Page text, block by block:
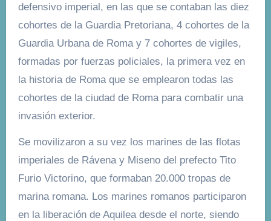
defensivo imperial, en las que se contaban las diez
cohortes de la Guardia Pretoriana, 4 cohortes de la
Guardia Urbana de Roma y 7 cohortes de vigiles,
formadas por fuerzas policiales, la primera vez en
la historia de Roma que se emplearon todas las
cohortes de la ciudad de Roma para combatir una
invasión exterior.
Se movilizaron a su vez los marines de las flotas
imperiales de Rávena y Miseno del prefecto Tito
Furio Victorino, que formaban 20.000 tropas de
marina romana. Los marines romanos participaron
en la liberación de Aquilea desde el norte, siendo